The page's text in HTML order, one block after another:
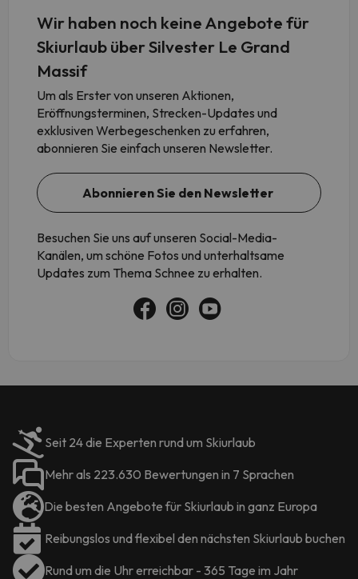
Wir haben noch keine Angebote für
Skiurlaub über Silvester Le Grand
Massif
Um als Erster von unseren Aktionen,
Eröffnungsterminen, Strecken-Updates und
exklusiven Werbegeschenken zu erfahren,
abonnieren Sie einfach unseren Newsletter.
Abonnieren Sie den Newsletter
Besuchen Sie uns auf unseren Social-Media-
Kanälen, um schöne Fotos und unterhaltsame
Updates zum Thema Schnee zu erhalten.
Seit 24 die Experten rund um Skiurlaub
Mehr als 223.630 Bewertungen in 7 Sprachen
Die besten Angebote für Skiurlaub in ganz Europa
Reibungslos und flexibel den nächsten Skiurlaub buchen
Rund um die Uhr erreichbar - 365 Tage im Jahr